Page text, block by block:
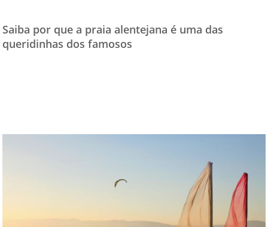
ÚLTIMAS NOTÍCIAS
Saiba por que a praia alentejana é uma das
queridinhas dos famosos